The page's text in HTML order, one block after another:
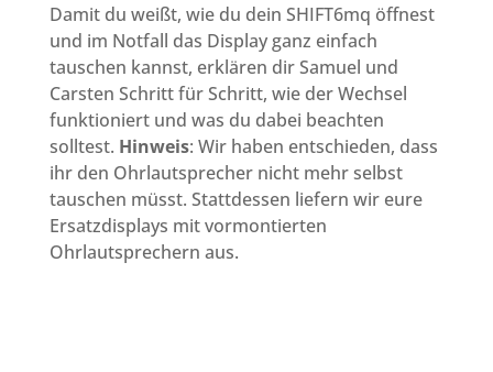
Damit du weißt, wie du dein SHIFT6mq öffnest
und im Notfall das Display ganz einfach
tauschen kannst, erklären dir Samuel und
Carsten Schritt für Schritt, wie der Wechsel
funktioniert und was du dabei beachten
solltest. Hinweis: Wir haben entschieden, dass
ihr den Ohrlautsprecher nicht mehr selbst
tauschen müsst. Stattdessen liefern wir eure
Ersatzdisplays mit vormontierten
Ohrlautsprechern aus.